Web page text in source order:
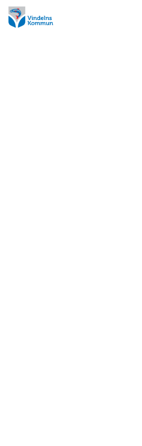
Hoppa
till
innehåll
Hoppa
till
undermeny